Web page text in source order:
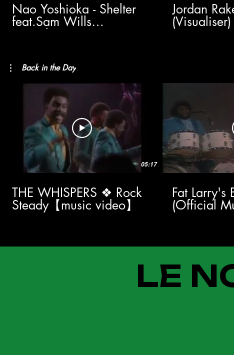
Nao Yoshioka - Shelter
feat.Sam Wills
(Visualizer)
Jordan
(Visualiser)
Back in the Day
05:17
THE WHISPERS ❖ Rock
Steady【music video】
Fat Larry's
(Official
LE